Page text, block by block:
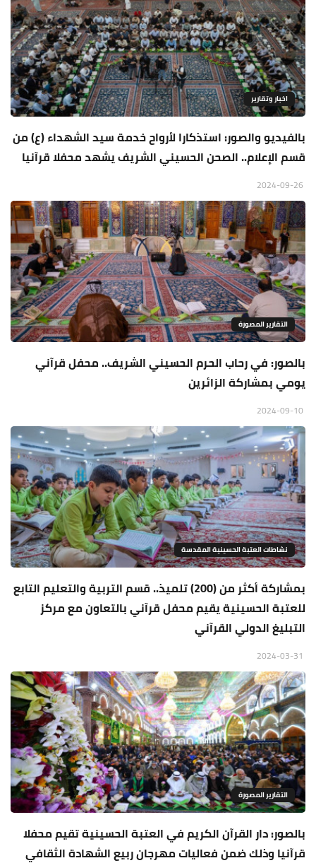
اخبار وتقارير
بالفيديو والصور: استذكارا لأرواح خدمة سيد الشهداء (ع) من
قسم الإعلام.. الصحن الحسيني الشريف يشهد محفلا قرآنيا
التقارير المصورة
بالصور: في رحاب الحرم الحسيني الشريف.. محفل قرآني
يومي بمشاركة الزائرين
نشاطات العتبة الحسينية المقدسة
بمشاركة أكثر من (200) تلميذ.. قسم التربية والتعليم التابع
للعتبة الحسينية يقيم محفل قرآني بالتعاون مع مركز
التبليغ الدولي القرآني
التقارير المصورة
بالصور: دار القرآن الكريم في العتبة الحسينية تقيم محفلا
قرآنيا وذلك ضمن فعاليات مهرجان ربيع الشهادة الثقافي